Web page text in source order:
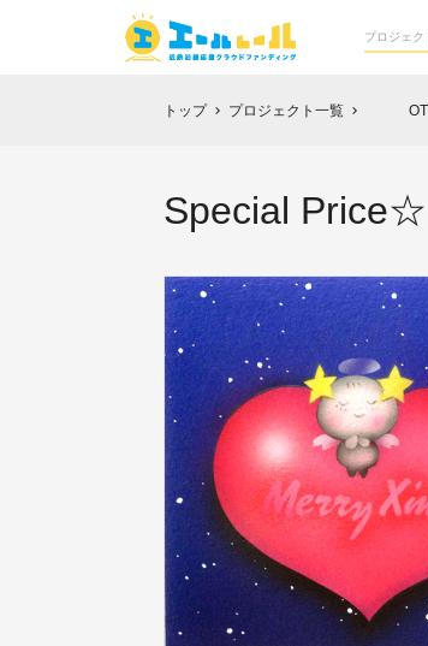
トップ chevron_right プロジェクト一覧 chevron_right
Special